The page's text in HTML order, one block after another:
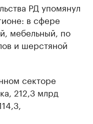
РД упомянул
в сфере
мебельный, по
и шерстяной
секторе
212,3 млрд